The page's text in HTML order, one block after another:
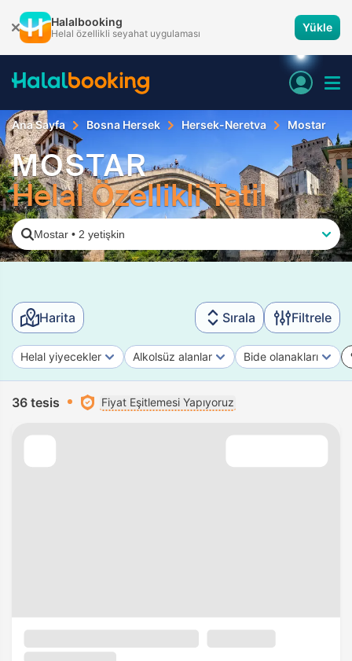
Halalbooking
Helal özellikli seyahat uygulaması Yükle
Ana Sayfa Bosna Hersek Hersek-Neretva Mostar
MOSTAR
Helal Özellikli Tatil
Mostar • 2 yetişkin
Harita Sırala Filtrele
Helal yiyecekler Alkolsüz alanlar Bide olanakları
36 tesis Fiyat Eşitlemesi Yapıyoruz